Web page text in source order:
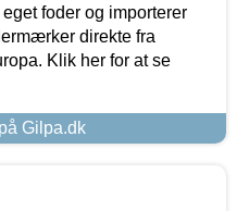
foder og importerer
direkte fra
Klik her for at se
Gilpa.dk